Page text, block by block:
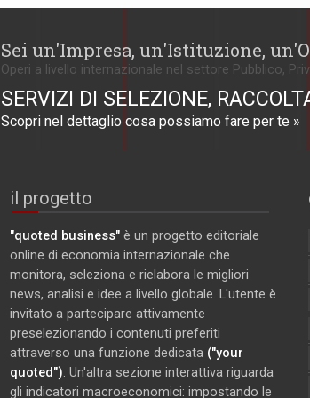
Sei un'Impresa, un'Istituzione,
Operi a livello internazionale nel settore Pubblico,
SERVIZI DI SELEZIONE,
Scopri nel dettaglio cosa possiamo fare per te »
il progetto
"quoted business" è un progetto editoriale
online di economia internazionale che
monitora, seleziona e rielabora le migliori
news, analisi e idee a livello globale. L'utente è
invitato a partecipare attivamente
preselezionando i contenuti preferiti
attraverso una funzione dedicata ("your
quoted"). Un'altra sezione interattiva riguarda
gli indicatori macroeconomici: impostando le